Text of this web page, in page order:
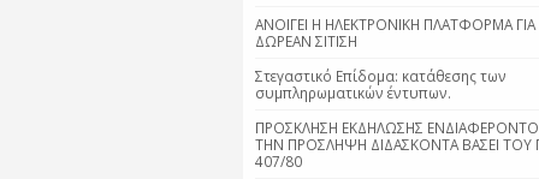
ΑΝΟΙΓΕΙ Η ΗΛΕΚΤΡΟΝΙΚΗ ΠΛΑΤΦΟΡΜΑ ΓΙΑ
ΔΩΡΕΑΝ ΣΙΤΙΣΗ
Στεγαστικό Επίδομα: κατάθεσης των
συμπληρωματικών έντυπων.
ΠΡΟΣΚΛΗΣΗ ΕΚΔΗΛΩΣΗΣ
ΤΗΝ ΠΡΟΣΛΗΨΗ ΔΙΔΑΣΚΟΝΤΑ ΒΑΣΕΙ ΤΟΥ
407/80